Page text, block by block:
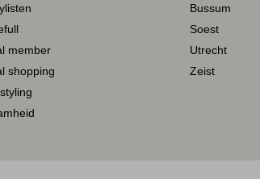
member
shopping
Bussum
Soest
Utrecht
Zeist